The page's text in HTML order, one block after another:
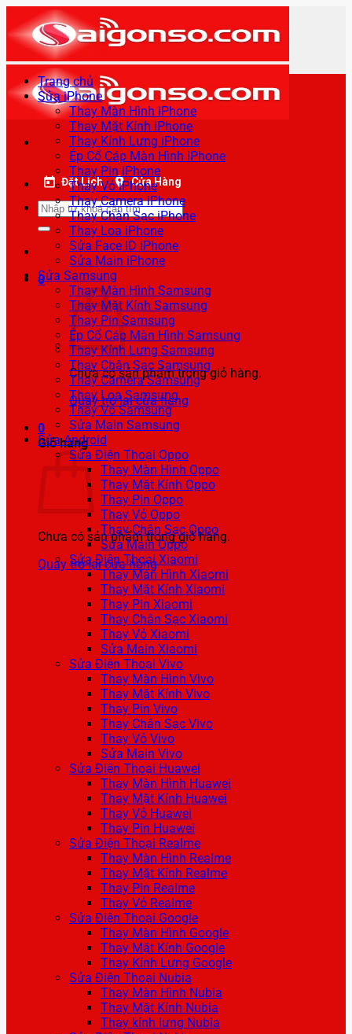
qua
nội
dung
Đặt Lịch Cửa Hàng
Tìm
kiếm:
0
Chưa có sản phẩm trong giỏ hàng.
Quay trở lại cửa hàng
0
Giỏ hàng
Chưa có sản phẩm trong giỏ hàng.
Quay trở lại cửa hàng
Trang chủ
Sửa iPhone
Thay Màn Hình iPhone
Thay Mặt Kính iPhone
Thay Kính Lưng iPhone
Ép Cổ Cáp Màn Hình iPhone
Thay Pin iPhone
Thay Vỏ iPhone
Thay Camera iPhone
Thay Chân Sạc iPhone
Thay Loa iPhone
Sửa Face ID iPhone
Sửa Main iPhone
Sửa Samsung
Thay Màn Hình Samsung
Thay Mặt Kính Samsung
Thay Pin Samsung
Ép Cổ Cáp Màn Hình Samsung
Thay Kính Lưng Samsung
Thay Chân Sạc Samsung
Thay Camera Samsung
Thay Loa Samsung
Thay Vỏ Samsung
Sửa Main Samsung
Sửa Android
Sửa Điện Thoại Oppo
Thay Màn Hình Oppo
Thay Mặt Kính Oppo
Thay Pin Oppo
Thay Vỏ Oppo
Thay Chân Sạc Oppo
Sửa Main Oppo
Sửa Điện Thoại Xiaomi
Thay Màn Hình Xiaomi
Thay Mặt Kính Xiaomi
Thay Pin Xiaomi
Thay Chân Sạc Xiaomi
Thay Vỏ Xiaomi
Sửa Main Xiaomi
Sửa Điện Thoại Vivo
Thay Màn Hình Vivo
Thay Mặt Kính Vivo
Thay Pin Vivo
Thay Chân Sạc Vivo
Thay Vỏ Vivo
Sửa Main Vivo
Sửa Điện Thoại Huawei
Thay Màn Hình Huawei
Thay Mặt Kính Huawei
Thay Vỏ Huawei
Thay Pin Huawei
Sửa Điện Thoại Realme
Thay Màn Hình Realme
Thay Mặt Kính Realme
Thay Pin Realme
Thay Vỏ Realme
Sửa Điện Thoại Google
Thay Màn Hình Google
Thay Mặt Kính Google
Thay Kính Lưng Google
Sửa Điện Thoại Nubia
Thay Màn Hình Nubia
Thay Mặt Kính Nubia
Thay kính lưng Nubia